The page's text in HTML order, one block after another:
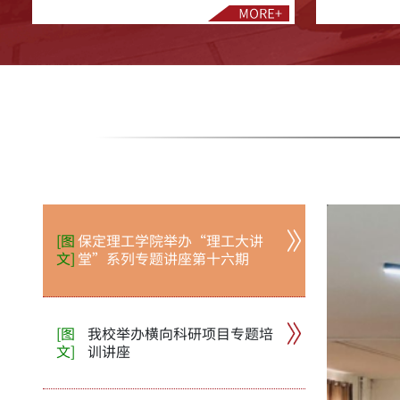
[图
文]
保定理工学院举办“理工大讲
堂”系列专题讲座第十六期
[图
文]
我校举办横向科研项目专题培
训讲座